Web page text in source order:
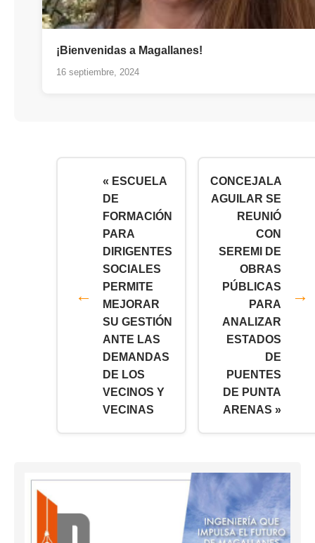
¡Bienvenidas a Magallanes!
16 septiembre, 2024
« ESCUELA
DE
FORMACIÓN
PARA
DIRIGENTES
SOCIALES
PERMITE
MEJORAR
SU GESTIÓN
ANTE LAS
DEMANDAS
DE LOS
VECINOS Y
VECINAS
CONCEJALA
AGUILAR SE
REUNIÓ
CON
SEREMI DE
OBRAS
PÚBLICAS
PARA
ANALIZAR
ESTADOS
DE
PUENTES
DE PUNTA
ARENAS »